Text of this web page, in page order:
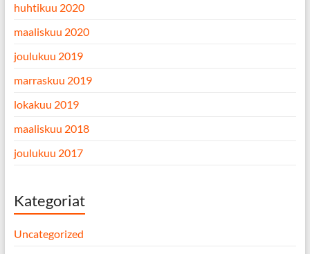
huhtikuu 2020
maaliskuu 2020
joulukuu 2019
marraskuu 2019
lokakuu 2019
maaliskuu 2018
joulukuu 2017
Kategoriat
Uncategorized